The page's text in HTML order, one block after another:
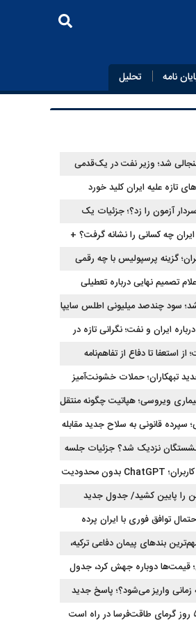
نامه تحلیل
شد؛ وزیر نفت در یک‌قدمی
آزمون را زد؟؛ جزئیات یک
ایران چه کسانی را نشانه گرفت؟ +
گزینه پرسپولیس با چه رقمی
تصمیم نهایی درباره تعطیلی
شد؛ سود چندصد میلیونی اطلس سایپا
ایران و نفت؛ نگرانی تازه در
تا دفاع از تفاهم‌نامه
تبهکاران؛ حملات خشونت‌آمیز
ویروسی؛ هپاتیت چگونه منتقل
سپرده قانونی به سلاح جدید مقابله
نزدیک شد؟ جزئیات جلسه
هدیه بزرگ OpenAI به کاربران؛ ChatGPT بدون محدودیت
را پایین کشید/ جدول جدید
توافق فوری با ایران پرده
بندهای پیمان دفاعی ترکیه،
قیمت‌ها دوباره جهش کرد، جدول
واریز می‌شود؟؛ پاسخ جدید